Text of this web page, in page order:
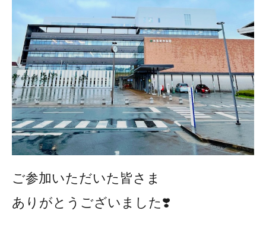
ご参加いただいた皆さま
ありがとうございました❣️